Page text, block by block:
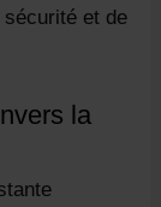
et de
la